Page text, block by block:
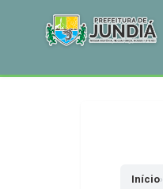
Início›